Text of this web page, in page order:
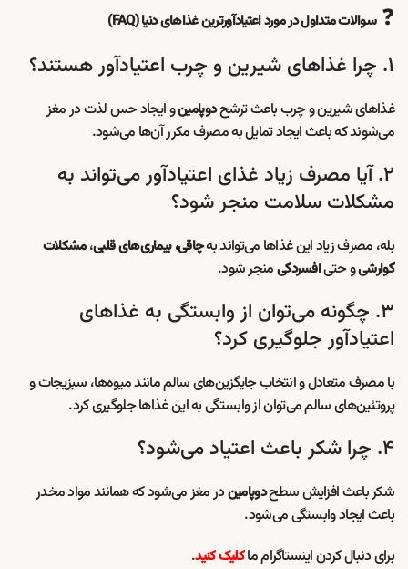
❓سوالات متداول در مورداعتیادآورترین غذاهای دنیا(FAQ)
۱. چرا غذاهای شیرین و چرب اعتیادآور هستند؟
غذاهای شیرین و چرب باعث ترشحدوپامینو ایجاد حس لذت در مغز
می‌شوند که باعث ایجاد تمایل به مصرف مکرر آن‌ها می‌شود.
۲. آیا مصرف زیاد غذای اعتیادآور می‌تواند به
مشکلات سلامت منجر شود؟
بله، مصرف زیاد این غذاها می‌تواند بهچاقی، بیماری‌های قلبی،مشکلات
گوارشیو حتیافسردگیمنجر شود.
۳. چگونه می‌توان از وابستگی به غذاهای
اعتیادآور جلوگیری کرد؟
با مصرف متعادل و انتخاب جایگزین‌های سالم مانند میوه‌ها، سبزیجات و
پروتئین‌های سالم می‌توان از وابستگی به این غذاها جلوگیری کرد.
۴. چرا شکر باعث اعتیاد می‌شود؟
شکر باعث افزایش سطحدوپامیندر مغز می‌شود که همانند مواد مخدر
باعث ایجاد وابستگی می‌شود.
برای دنبال کردن اینستاگرام ماکلیک کنید.